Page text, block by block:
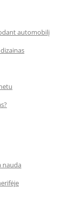
automobilį
nauda